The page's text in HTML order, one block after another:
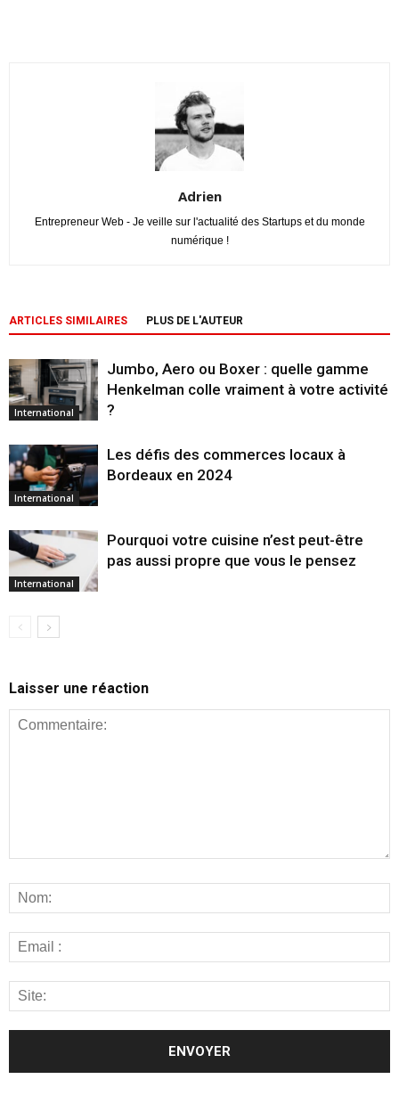
Adrien
Entrepreneur Web - Je veille sur l'actualité des Startups et du monde
numérique !
ARTICLES SIMILAIRES PLUS DE L'AUTEUR
International
Jumbo, Aero ou Boxer : quelle gamme
Henkelman colle vraiment à votre activité
?
International
Les défis des commerces locaux à
Bordeaux en 2024
International
Pourquoi votre cuisine n’est peut-être
pas aussi propre que vous le pensez
Laisser une réaction